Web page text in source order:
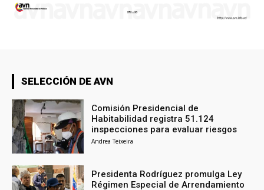
SELECCIÓN DE AVN
Comisión Presidencial de
Habitabilidad registra 51.124
inspecciones para evaluar riesgos
Andrea Teixeira
Presidenta Rodríguez promulga Ley
Régimen Especial de Arrendamiento